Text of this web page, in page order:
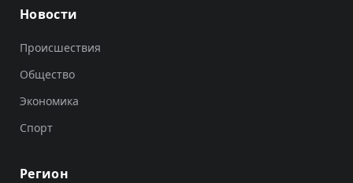
Новости
Происшествия
Общество
Экономика
Спорт
Регион